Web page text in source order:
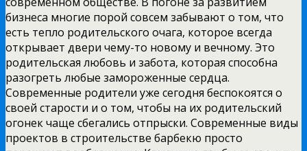
бизнеса многие порой совсем забывают о том, что
есть тепло родительского очага, которое всегда
открывает двери чему-то новому и вечному. Это
родительская любовь и забота, которая способна
разогреть любые замороженные сердца.
Современные родители уже сегодня беспокоятся о
своей старости и о том, чтобы на их родительский
огонек чаще сбегались отпрыски. Современные виды
проектов в строительстве барбекю просто